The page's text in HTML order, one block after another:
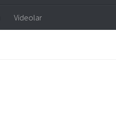
Videolar